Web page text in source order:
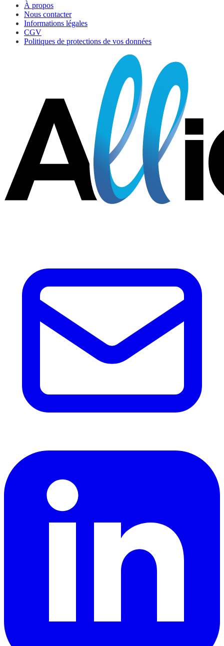
À propos
Nous contacter
Informations légales
CGV
Politiques de protections de vos données